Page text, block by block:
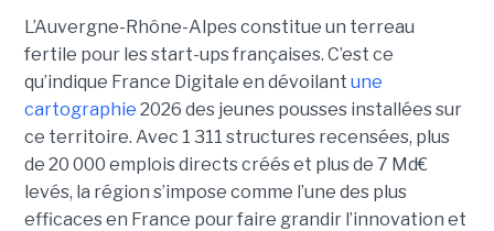
L’Auvergne-Rhône-Alpes constitue un terreau
fertile pour les start-ups françaises. C’est ce
qu’indique France Digitale en dévoilant une
cartographie 2026 des jeunes pousses installées sur
ce territoire. Avec 1 311 structures recensées, plus
de 20 000 emplois directs créés et plus de 7 Md€
levés, la région s’impose comme l’une des plus
efficaces en France pour faire grandir l’innovation et